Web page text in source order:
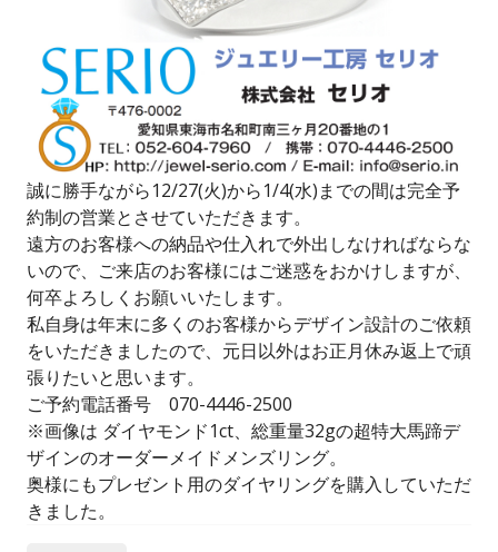
誠に勝手ながら12/27(火)から1/4(水)までの間は完全予
約制の営業とさせていただきます。
遠方のお客様への納品や仕入れで外出しなければならな
いので、ご来店のお客様にはご迷惑をおかけしますが、
何卒よろしくお願いいたします。
私自身は年末に多くのお客様からデザイン設計のご依頼
をいただきましたので、元日以外はお正月休み返上で頑
張りたいと思います。
ご予約電話番号 070-4446-2500
※画像は ダイヤモンド1ct、総重量32gの超特大馬蹄デ
ザインのオーダーメイドメンズリング。
奥様にもプレゼント用のダイヤリングを購入していただ
きました。